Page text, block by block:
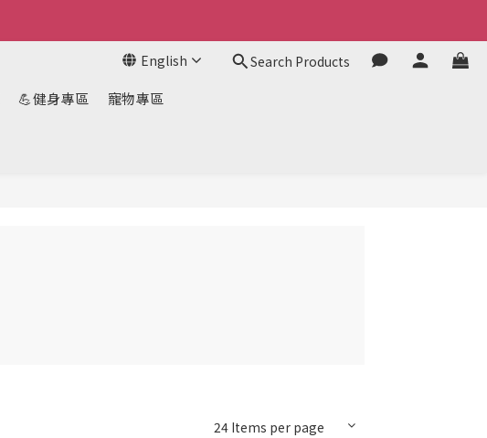
English Search Products
💪健身專區
寵物專區
24 Items per page